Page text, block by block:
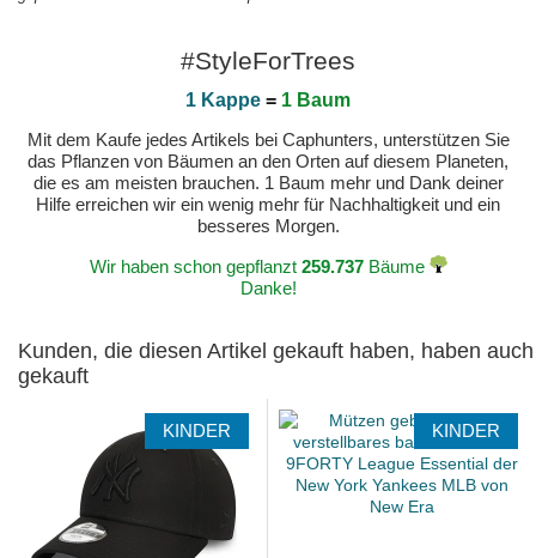
#StyleForTrees
1 Kappe = 1 Baum
Mit dem Kaufe jedes Artikels bei Caphunters, unterstützen Sie
das Pflanzen von Bäumen an den Orten auf diesem Planeten,
die es am meisten brauchen. 1 Baum mehr und Dank deiner
Hilfe erreichen wir ein wenig mehr für Nachhaltigkeit und ein
besseres Morgen.
Wir haben schon gepflanzt 259.737Bäume
Danke!
Kunden, die diesen Artikel gekauft haben, haben auch
gekauft
KINDER KINDER